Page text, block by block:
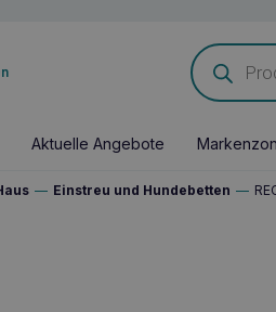
Products
search
Aktuelle Angebote
— Einstreu und Hundebetten —